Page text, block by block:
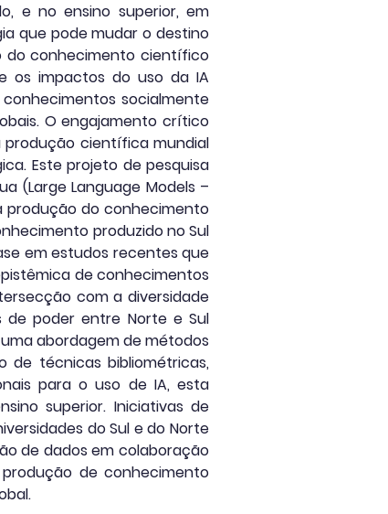
e no ensino superior, em
que pode mudar o destino
do conhecimento científico
os impactos do uso da IA
socialmente
O engajamento crítico
produção científica mundial
Este projeto de pesquisa
(Large Language Models –
produção do conhecimento
produzido no Sul
em estudos recentes que
de conhecimentos
com a diversidade
de poder entre Norte e Sul
abordagem de métodos
de técnicas bibliométricas,
para o uso de IA, esta
superior. Iniciativas de
do Sul e do Norte
de dados em colaboração
de conhecimento